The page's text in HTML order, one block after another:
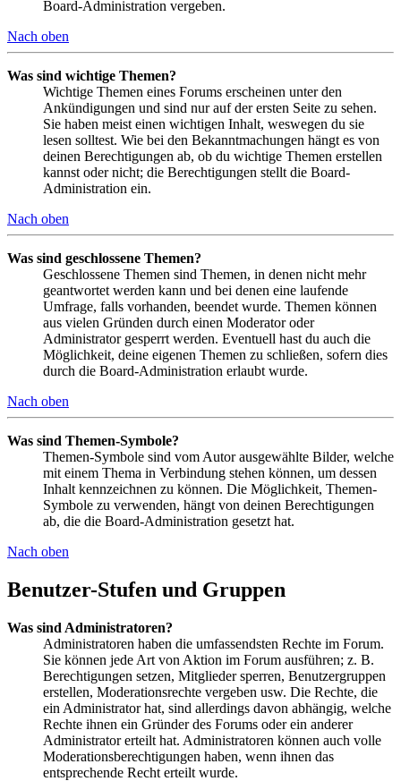
Board-Administration vergeben.
Nach oben
Was sind wichtige Themen?
Wichtige Themen eines Forums erscheinen unter den
Ankündigungen und sind nur auf der ersten Seite zu sehen.
Sie haben meist einen wichtigen Inhalt, weswegen du sie
lesen solltest. Wie bei den Bekanntmachungen hängt es von
deinen Berechtigungen ab, ob du wichtige Themen erstellen
kannst oder nicht; die Berechtigungen stellt die Board-
Administration ein.
Nach oben
Was sind geschlossene Themen?
Geschlossene Themen sind Themen, in denen nicht mehr
geantwortet werden kann und bei denen eine laufende
Umfrage, falls vorhanden, beendet wurde. Themen können
aus vielen Gründen durch einen Moderator oder
Administrator gesperrt werden. Eventuell hast du auch die
Möglichkeit, deine eigenen Themen zu schließen, sofern dies
durch die Board-Administration erlaubt wurde.
Nach oben
Was sind Themen-Symbole?
Themen-Symbole sind vom Autor ausgewählte Bilder, welche
mit einem Thema in Verbindung stehen können, um dessen
Inhalt kennzeichnen zu können. Die Möglichkeit, Themen-
Symbole zu verwenden, hängt von deinen Berechtigungen
ab, die die Board-Administration gesetzt hat.
Nach oben
Benutzer-Stufen und Gruppen
Was sind Administratoren?
Administratoren haben die umfassendsten Rechte im Forum.
Sie können jede Art von Aktion im Forum ausführen; z. B.
Berechtigungen setzen, Mitglieder sperren, Benutzergruppen
erstellen, Moderationsrechte vergeben usw. Die Rechte, die
ein Administrator hat, sind allerdings davon abhängig, welche
Rechte ihnen ein Gründer des Forums oder ein anderer
Administrator erteilt hat. Administratoren können auch volle
Moderationsberechtigungen haben, wenn ihnen das
entsprechende Recht erteilt wurde.